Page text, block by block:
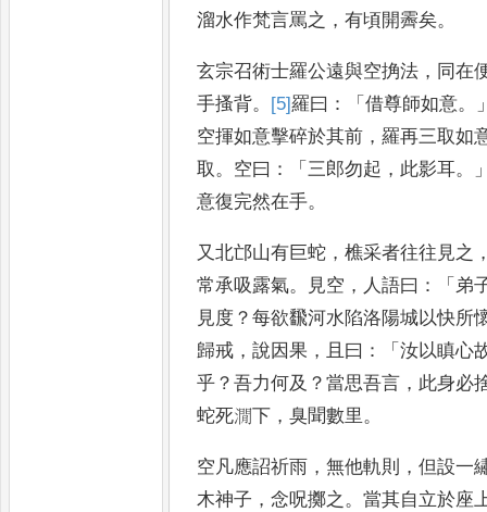
溜水作梵言罵之 ，有頃開霽矣。
玄宗召術士羅公遠與空捔法 ， 同在
手搔背。 [5]羅曰 ：「借尊師如意。
空揮如意擊碎於其前 ，羅再三取如
取。 空曰 ：「三郎勿起 ， 此影耳。
意復完然在手。
又北邙山有巨蛇 ，樵采者往往見之
常承吸露氣。 見空 ， 人語曰 ： 「 弟
見度 ？每欲飜河水陷洛陽城以快所
歸戒 ，說因果 ， 且曰 ：「汝以瞋心
乎 ？吾力何及 ？當思吾言 ， 此身必
蛇死㵎下 ，臭聞數里。
空凡應詔祈雨 ，無他軌則 ，但設一
木神子 ，念呪擲之。當其自立於座